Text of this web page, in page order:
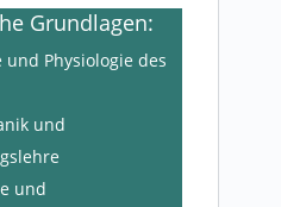
Grundlagen:
und Physiologie des
und
und